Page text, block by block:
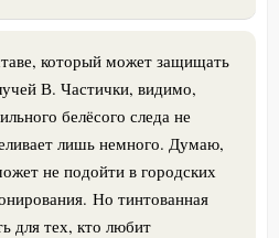
который может защищать
В. Частички, видимо,
белёсого следа не
лишь немного. Думаю,
не подойти в городских
Но тинтованная
для тех, кто любит